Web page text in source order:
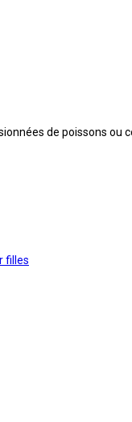
de poissons ou
filles